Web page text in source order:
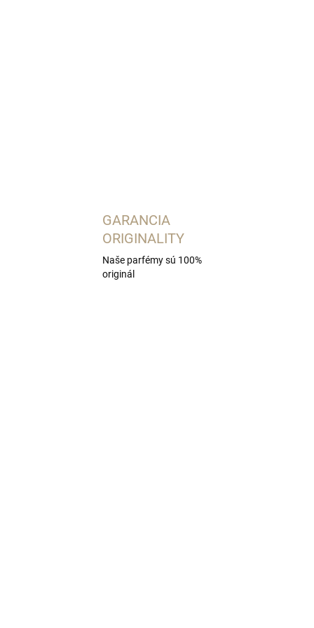
GARANCIA
ORIGINALITY
Naše parfémy sú 100%
originál